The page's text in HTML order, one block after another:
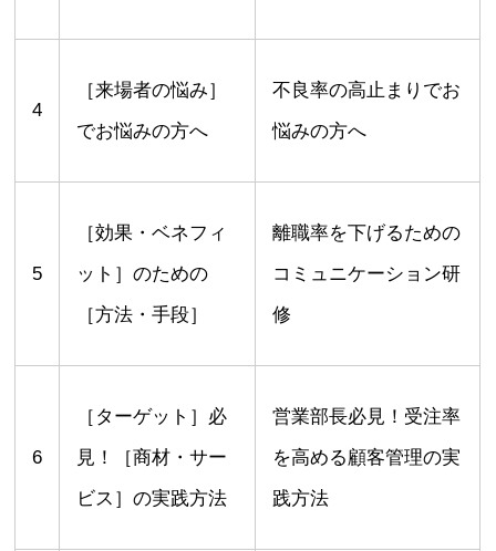
4
［来場者の悩み］
でお悩みの方へ
不良率の高止まりでお
悩みの方へ
5
［効果・ベネフィ
ット］のための
［方法・手段］
離職率を下げるための
コミュニケーション研
修
6
［ターゲット］必
見！［商材・サー
ビス］の実践方法
営業部長必見！受注率
を高める顧客管理の実
践方法